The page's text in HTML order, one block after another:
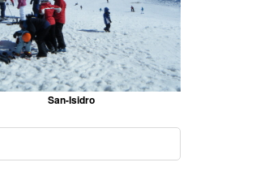
San-Isidro